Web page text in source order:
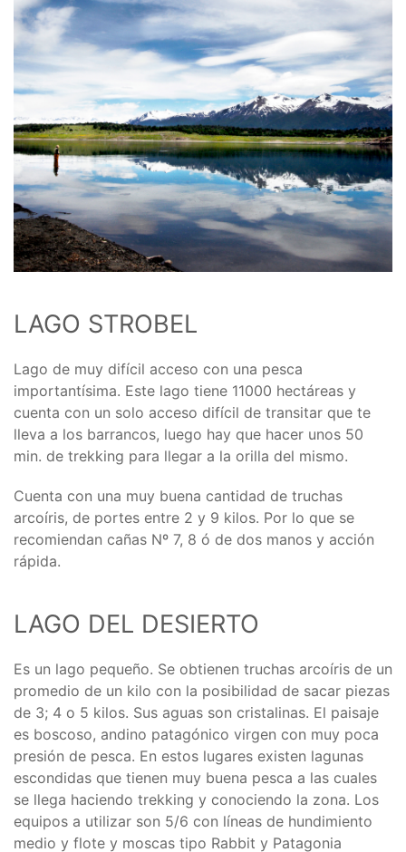
LAGO STROBEL
Lago de muy difícil acceso con una pesca
importantísima. Este lago tiene 11000 hectáreas y
cuenta con un solo acceso difícil de transitar que te
lleva a los barrancos, luego hay que hacer unos 50
min. de trekking para llegar a la orilla del mismo.
Cuenta con una muy buena cantidad de truchas
arcoíris, de portes entre 2 y 9 kilos. Por lo que se
recomiendan cañas Nº 7, 8 ó de dos manos y acción
rápida.
LAGO DEL DESIERTO
Es un lago pequeño. Se obtienen truchas arcoíris de un
promedio de un kilo con la posibilidad de sacar piezas
de 3; 4 o 5 kilos. Sus aguas son cristalinas. El paisaje
es boscoso, andino patagónico virgen con muy poca
presión de pesca. En estos lugares existen lagunas
escondidas que tienen muy buena pesca a las cuales
se llega haciendo trekking y conociendo la zona. Los
equipos a utilizar son 5/6 con líneas de hundimiento
medio y flote y moscas tipo Rabbit y Patagonia